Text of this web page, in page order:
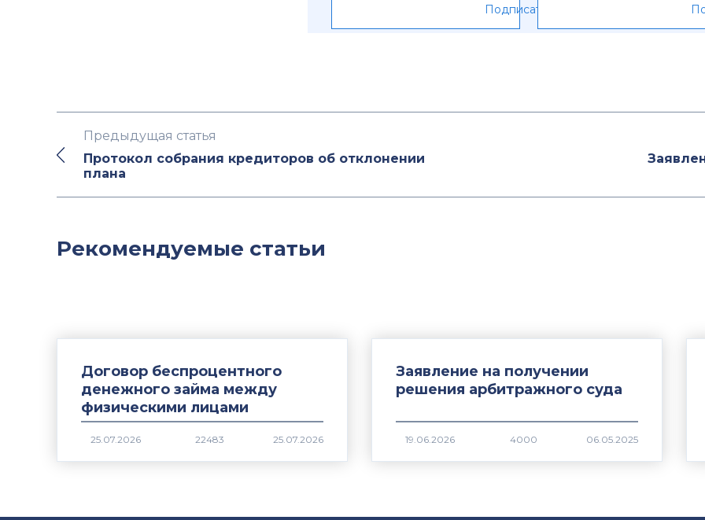
Подписаться
Предыдущая статья
Протокол собрания кредиторов об отклонении
плана
Рекомендуемые статьи
Договор беспроцентного
денежного займа между
физическими лицами
22483
Заявление на получении
решения арбитражного суда
4000